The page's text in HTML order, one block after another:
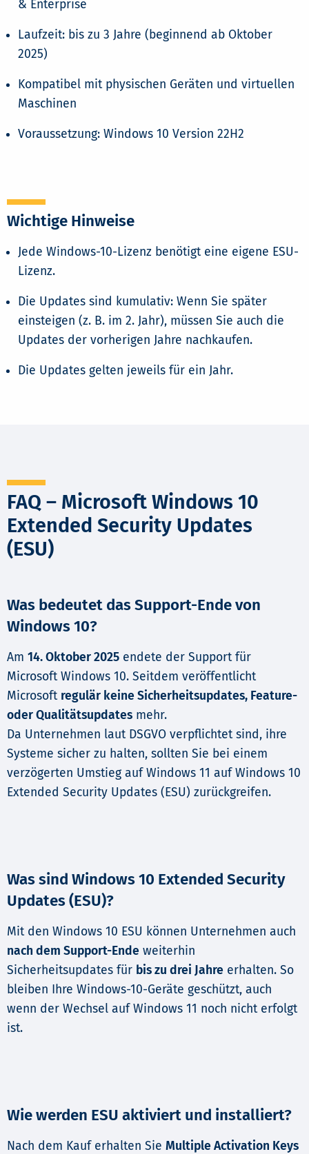
& Enterprise
Laufzeit: bis zu 3 Jahre (beginnend ab Oktober
2025)
Kompatibel mit physischen Geräten und virtuellen
Maschinen
Voraussetzung: Windows 10 Version 22H2
Wichtige Hinweise
Jede Windows-10-Lizenz benötigt eine eigene ESU-
Lizenz.
Die Updates sind kumulativ: Wenn Sie später
einsteigen (z. B. im 2. Jahr), müssen Sie auch die
Updates der vorherigen Jahre nachkaufen.
Die Updates gelten jeweils für ein Jahr.
FAQ – Microsoft Windows 10
Extended Security Updates
(ESU)
Was bedeutet das Support-Ende von
Windows 10?
Am 14. Oktober 2025 endete der Support für
Microsoft Windows 10. Seitdem veröffentlicht
Microsoft regulär keine Sicherheitsupdates, Feature-
oder Qualitätsupdates mehr.
Da Unternehmen laut DSGVO verpflichtet sind, ihre
Systeme sicher zu halten, sollten Sie bei einem
verzögerten Umstieg auf Windows 11 auf Windows 10
Extended Security Updates (ESU) zurückgreifen.
Was sind Windows 10 Extended Security
Updates (ESU)?
Mit den Windows 10 ESU können Unternehmen auch
nach dem Support-Ende weiterhin
Sicherheitsupdates für bis zu drei Jahre erhalten. So
bleiben Ihre Windows-10-Geräte geschützt, auch
wenn der Wechsel auf Windows 11 noch nicht erfolgt
ist.
Wie werden ESU aktiviert und installiert?
Nach dem Kauf erhalten Sie Multiple Activation Keys